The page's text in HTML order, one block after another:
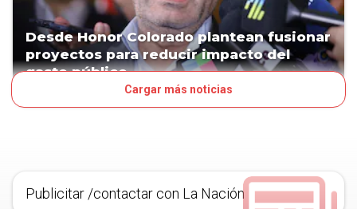
Desde Honor Colorado plantean fusionar
proyectos para reducir impacto del
gasto público
Cargar más noticias
Publicitar /contactar con La Nación